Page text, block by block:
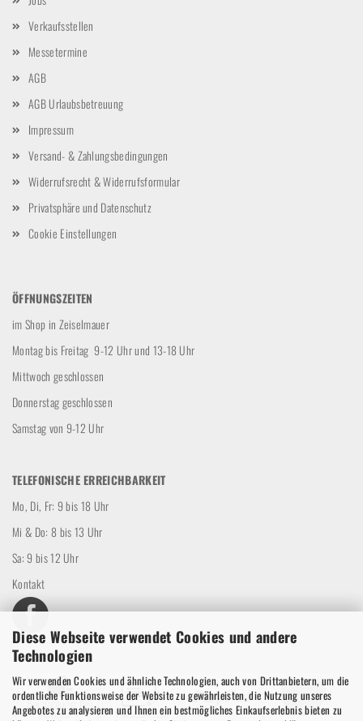
Diese Webseite verwendet Cookies und andere
Technologien
Wir verwenden Cookies und ähnliche Technologien, auch von Drittanbietern, um die
ordentliche Funktionsweise der Website zu gewährleisten, die Nutzung unseres
Angebotes zu analysieren und Ihnen ein bestmögliches Einkaufserlebnis bieten zu
Verkaufsstellen
Messetermine
AGB
AGB Urlaubsbetreuung
Impressum
Versand- & Zahlungsbedingungen
Widerrufsrecht & Widerrufsformular
Privatsphäre und Datenschutz
Cookie Einstellungen
ÖFFNUNGSZEITEN
im Shop in Zeiselmauer
Montag bis Freitag 9-12 Uhr und 13-18 Uhr
Mittwoch geschlossen
Donnerstag geschlossen
Samstag von 9-12 Uhr
TELEFONISCHE ERREICHBARKEIT
Mo, Di, Fr: 9 bis 18 Uhr
Mi & Do: 8 bis 13 Uhr
Sa: 9 bis 12 Uhr
Kontakt